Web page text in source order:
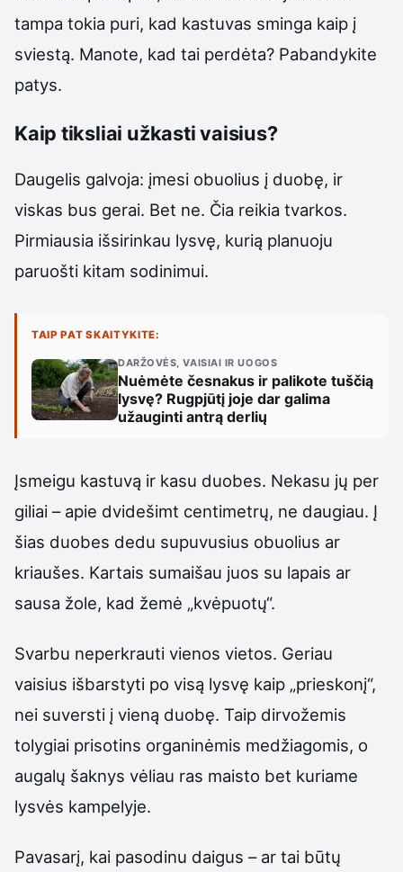
tampa tokia puri, kad kastuvas sminga kaip į
sviestą. Manote, kad tai perdėta? Pabandykite
patys.
Kaip tiksliai užkasti vaisius?
Daugelis galvoja: įmesi obuolius į duobę, ir
viskas bus gerai. Bet ne. Čia reikia tvarkos.
Pirmiausia išsirinkau lysvę, kurią planuoju
paruošti kitam sodinimui.
TAIP PAT SKAITYKITE:
DARŽOVĖS, VAISIAI IR UOGOS
Nuėmėte česnakus ir palikote tuščią
lysvę? Rugpjūtį joje dar galima
užauginti antrą derlių
Įsmeigu kastuvą ir kasu duobes. Nekasu jų per
giliai – apie dvidešimt centimetrų, ne daugiau. Į
šias duobes dedu supuvusius obuolius ar
kriaušes. Kartais sumaišau juos su lapais ar
sausa žole, kad žemė „kvėpuotų“.
Svarbu neperkrauti vienos vietos. Geriau
vaisius išbarstyti po visą lysvę kaip „prieskonį“,
nei suversti į vieną duobę. Taip dirvožemis
tolygiai prisotins organinėmis medžiagomis, o
augalų šaknys vėliau ras maisto bet kuriame
lysvės kampelyje.
Pavasarį, kai pasodinu daigus – ar tai būtų